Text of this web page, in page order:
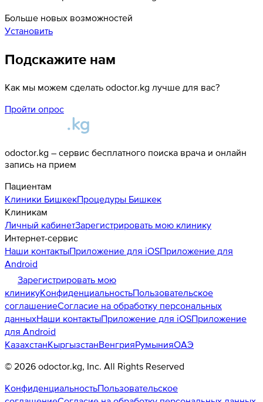
Больше новых возможностей
Установить
Подскажите нам
Как мы можем сделать odoctor.kg лучше для вас?
Пройти опрос
odoctor.kg – сервис бесплатного поиска врача и онлайн
запись на прием
Пациентам
Клиники БишкекПроцедуры Бишкек
Клиникам
Личный кабинетЗарегистрировать мою клинику
Интернет-сервис
Наши контактыПриложение для iOSПриложение для
Android
Зарегистрировать мою
клиникуКонфиденциальностьПользовательское
соглашениеСогласие на обработку персональных
данныхНаши контактыПриложение для iOSПриложение
для Android
КазахстанКыргызстанВенгрияРумынияОАЭ
© 2026 odoctor.kg , Inc. All Rights Reserved
КонфиденциальностьПользовательское